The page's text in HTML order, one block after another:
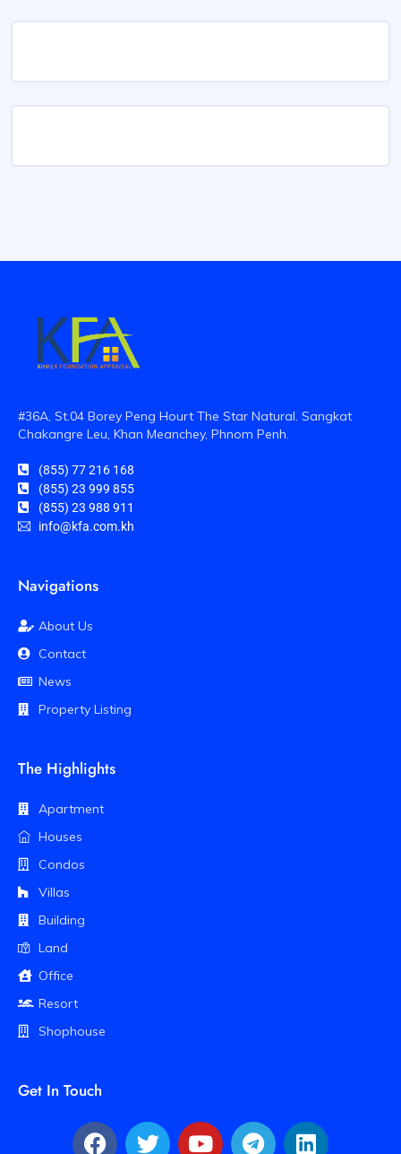
#36A, St.04 Borey Peng Hourt The Star Natural. Sangkat
Chakangre Leu, Khan Meanchey, Phnom Penh.
(855) 77 216 168
(855) 23 999 855
(855) 23 988 911
info@kfa.com.kh
Navigations
About Us
Contact
News
Property Listing
The Highlights
Apartment
Houses
Condos
Villas
Building
Land
Office
Resort
Shophouse
Get In Touch